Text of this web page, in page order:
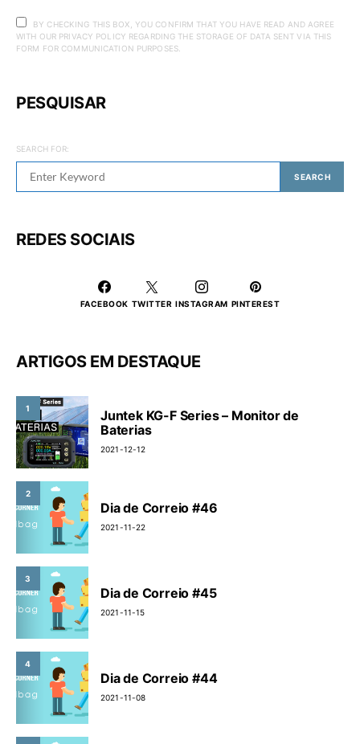
BY CHECKING THIS BOX, YOU CONFIRM THAT YOU HAVE READ AND AGREE
WITH OUR PRIVACY POLICY REGARDING THE STORAGE OF DATA SENT VIA THIS
FORM FOR COMMUNICATION PURPOSES.
PESQUISAR
SEARCH FOR:
SEARCH
REDES SOCIAIS
FACEBOOK TWITTER INSTAGRAM PINTEREST
ARTIGOS EM DESTAQUE
1
Juntek KG-F Series – Monitor de
Baterias
2021-12-12
2
Dia de Correio #46
2021-11-22
3
Dia de Correio #45
2021-11-15
4
Dia de Correio #44
2021-11-08